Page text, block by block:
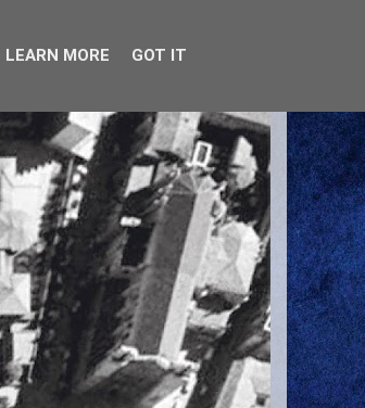
LEARN MORE GOT IT